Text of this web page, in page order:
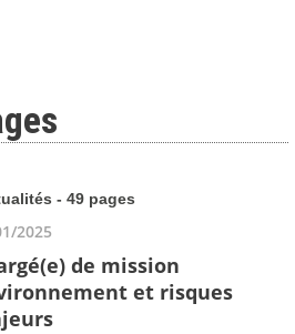
- 49 pages
2025
de mission
et risques